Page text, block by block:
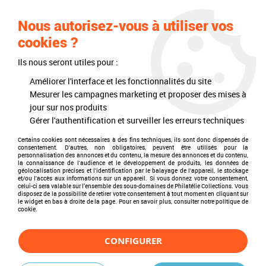
Accueil >Philatélie >Intérieurs d'albums
Nous autorisez-vous à utiliser vos
cookies ?
Ils nous seront utiles pour :
Améliorer l'interface et les fonctionnalités du site
Mesurer les campagnes marketing et proposer des mises à
jour sur nos produits
Gérer l'authentification et surveiller les erreurs techniques
Certains cookies sont nécessaires à des fins techniques, ils sont donc dispensés de
consentement. D'autres, non obligatoires, peuvent être utilisés pour la
personnalisation des annonces et du contenu, la mesure des annonces et du contenu,
la connaissance de l'audience et le développement de produits, les données de
géolocalisation précises et l'identification par le balayage de l'appareil, le stockage
et/ou l'accès aux informations sur un appareil. Si vous donnez votre consentement,
celui-ci sera valable sur l’ensemble des sous-domaines de Philatélie Collections. Vous
disposez de la possibilité de retirer votre consentement à tout moment en cliquant sur
le widget en bas à droite de la page. Pour en savoir plus, consulter notre politique de
cookie.
CONFIGURER